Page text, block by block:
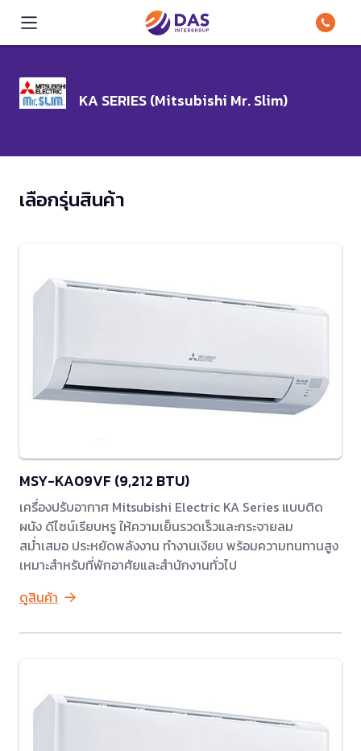
KA SERIES (Mitsubishi Mr. Slim)
เลือกรุ่นสินค้า
MSY-KA09VF (9,212 BTU)
เครื่องปรับอากาศ Mitsubishi Electric KA Series แบบติด
ผนัง ดีไซน์เรียบหรู ให้ความเย็นรวดเร็วและกระจายลม
สม่ำเสมอ ประหยัดพลังงาน ทำงานเงียบ พร้อมความทนทานสูง
เหมาะสำหรับที่พักอาศัยและสำนักงานทั่วไป
ดูสินค้า